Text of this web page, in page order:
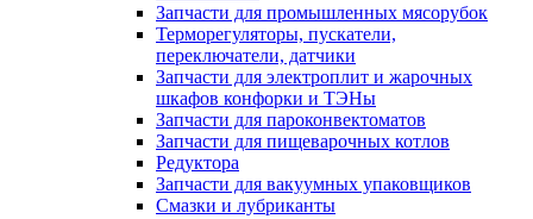
Запчасти для промышленных мясорубок
Терморегуляторы, пускатели,
переключатели, датчики
Запчасти для электроплит и жарочных
шкафов конфорки и ТЭНы
Запчасти для пароконвектоматов
Запчасти для пищеварочных котлов
Редуктора
Запчасти для вакуумных упаковщиков
Смазки и лубриканты